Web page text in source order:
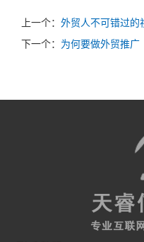
上一个： 外贸人不可错过的
下一个： 为何要做外贸推广